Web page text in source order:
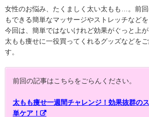
女性のお悩み、たくましく太い太もも…。前
もできる簡単なマッサージやストレッチなどを
今回は、簡単ではないけれど効果がぐっと上が
太もも痩せに一役買ってくれるグッズなどを
す。
前回の記事はこちらをごらんください。
太もも痩せ一週間チャレンジ！効果抜群の
単ケア！